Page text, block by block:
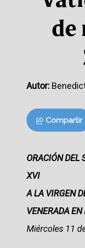
de
Autor:
Compartir
ORACIÓN DEL
XVI
A LA VIRGEN
VENERADA
Miércoles 11